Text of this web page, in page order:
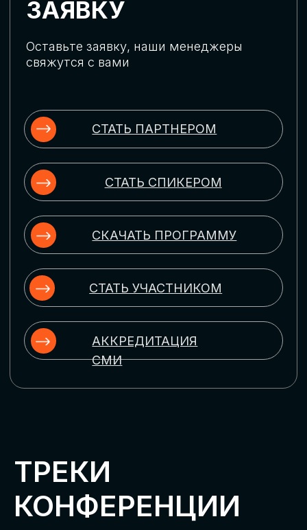
массовом использовании ИИ-
инструментов, обеспечении
ИСКУССТВЕННЫЙ
Узнаем как компании адаптируются к
новой ИИ-реальности. Как ИИ-
сотрудники становятся
«полноправными» членами команды, как
ИИ-помощники забирают на себя рутину
и как можно значительно увеличить
производительность без огромных
затрат на нейросети
ЦИФРОВИЗАЦИЯ
МАРКЕТИНГА И ПРОДАЖ
Обменяемся опытом, какие ИИ-решения
в маркетинге и продажах наиболее
ЦИФРОВИЗАЦИЯ
УПРАВЛЕНИЯ ПЕРСОНАЛОМ
Рассмотрим управление человеческим
комплексные решения для роста
производительности и кейсы
оптимизации процессов найма,
развития, оценки и удержания
ЦИФРОВИЗАЦИЯ
КЛИЕНТСКОГО СЕРВИСА
Разберем кейсы в сфере цифровизации